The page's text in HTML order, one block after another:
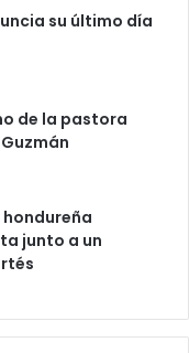
su último día
de la pastora
hondureña
junto a un